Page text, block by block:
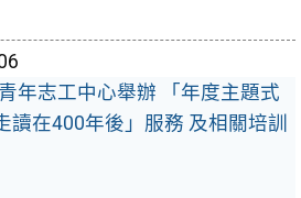
年志工中心舉辦 「年度主題式
讀在400年後」服務 及相關培訓